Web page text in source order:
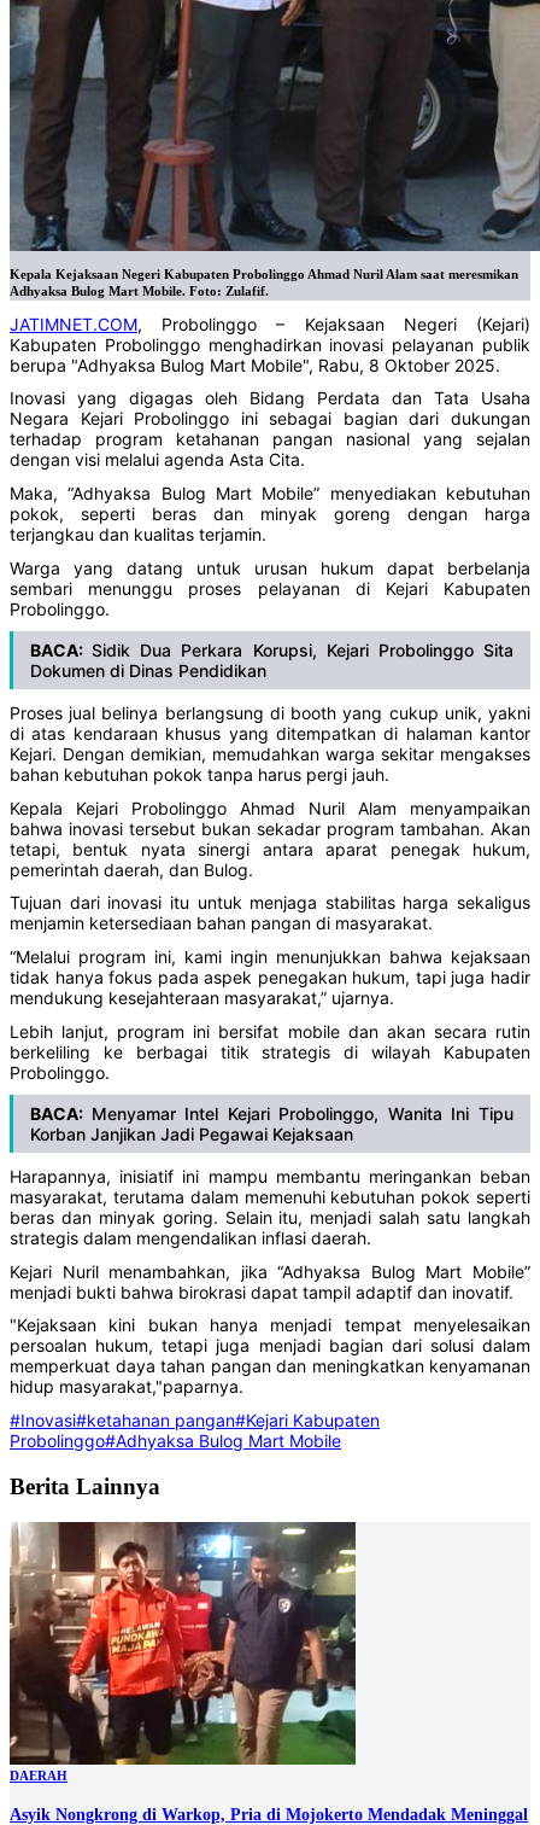
Kepala Kejaksaan Negeri Kabupaten Probolinggo Ahmad Nuril Alam saat meresmikan
Adhyaksa Bulog Mart Mobile. Foto: Zulafif.
JATIMNET.COM, Probolinggo – Kejaksaan Negeri (Kejari)
Kabupaten Probolinggo menghadirkan inovasi pelayanan publik
berupa "Adhyaksa Bulog Mart Mobile", Rabu, 8 Oktober 2025.
‎Inovasi yang digagas oleh Bidang Perdata dan Tata Usaha
Negara Kejari Probolinggo ini sebagai bagian dari dukungan
terhadap program ketahanan pangan nasional yang sejalan
dengan visi melalui agenda Asta Cita.
‎Maka, “Adhyaksa Bulog Mart Mobile” menyediakan kebutuhan
pokok, seperti beras dan minyak goreng dengan harga
terjangkau dan kualitas terjamin.
‎Warga yang datang untuk urusan hukum dapat berbelanja
sembari menunggu proses pelayanan di Kejari Kabupaten
Probolinggo.
BACA:Sidik Dua Perkara Korupsi, Kejari Probolinggo Sita
Dokumen di Dinas Pendidikan
Proses jual belinya berlangsung di booth yang cukup unik, yakni
di atas kendaraan khusus yang ditempatkan di halaman kantor
Kejari. Dengan demikian, memudahkan warga sekitar mengakses
bahan kebutuhan pokok tanpa harus pergi jauh.
‎Kepala Kejari Probolinggo Ahmad Nuril Alam menyampaikan
bahwa inovasi tersebut bukan sekadar program tambahan. Akan
tetapi, bentuk nyata sinergi antara aparat penegak hukum,
pemerintah daerah, dan Bulog.
Tujuan dari inovasi itu untuk menjaga stabilitas harga sekaligus
menjamin ketersediaan bahan pangan di masyarakat.
‎“Melalui program ini, kami ingin menunjukkan bahwa kejaksaan
tidak hanya fokus pada aspek penegakan hukum, tapi juga hadir
mendukung kesejahteraan masyarakat,” ujarnya.
‎Lebih lanjut, program ini bersifat mobile dan akan secara rutin
berkeliling ke berbagai titik strategis di wilayah Kabupaten
Probolinggo.
BACA: Menyamar Intel Kejari Probolinggo, Wanita Ini Tipu
Korban Janjikan Jadi Pegawai Kejaksaan
‎Harapannya, inisiatif ini mampu membantu meringankan beban
masyarakat, terutama dalam memenuhi kebutuhan pokok seperti
beras dan minyak goring. Selain itu, menjadi salah satu langkah
strategis dalam mengendalikan inflasi daerah.
‎Kejari Nuril menambahkan, jika “Adhyaksa Bulog Mart Mobile”
menjadi bukti bahwa birokrasi dapat tampil adaptif dan inovatif.
‎"Kejaksaan kini bukan hanya menjadi tempat menyelesaikan
persoalan hukum, tetapi juga menjadi bagian dari solusi dalam
memperkuat daya tahan pangan dan meningkatkan kenyamanan
hidup masyarakat,"paparnya.
#Inovasi#ketahanan pangan#Kejari Kabupaten
Probolinggo#Adhyaksa Bulog Mart Mobile
Berita Lainnya
DAERAH
Asyik Nongkrong di Warkop, Pria di Mojokerto Mendadak Meninggal